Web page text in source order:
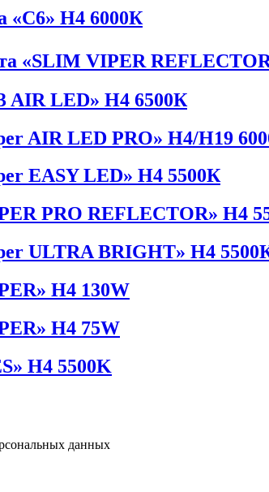
«C6» H4 6000К
«SLIM VIPER
AIR LED» H4 6500К
AIR LED PRO» H4/H19
EASY LED» H4 5500К
PRO REFLECTOR» H4
ULTRA BRIGHT» H4
Н4 130W
Н4 75W
H4 5500K
данных